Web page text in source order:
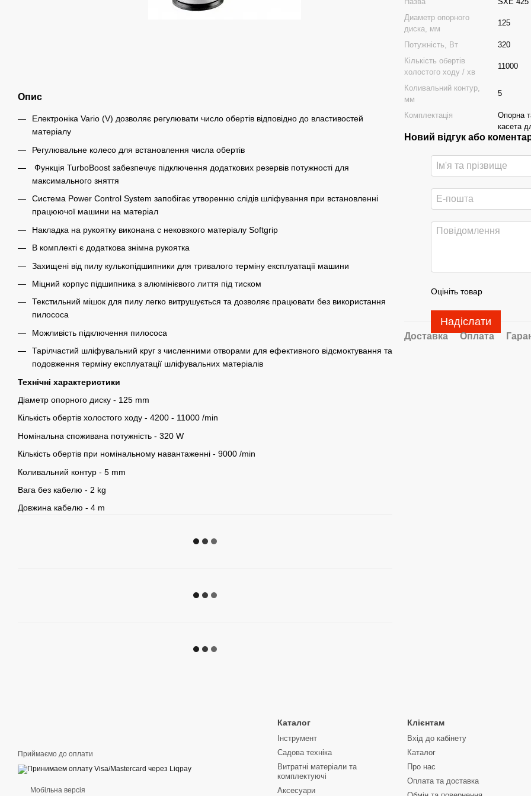
Опис
Електроніка Vario (V) дозволяє регулювати число обертів відповідно до властивостей
матеріалу
Регулювальне колесо для встановлення числа обертів
Функція TurboBoost забезпечує підключення додаткових резервів потужності для
максимального зняття
Система Power Control System запобігає утворенню слідів шліфування при встановленні
працюючої машини на матеріал
Накладка на рукоятку виконана с нековзкого матеріалу Softgrip
В комплекті є додаткова знімна рукоятка
Захищені від пилу кулькопідшипники для тривалого терміну експлуатації машини
Міцний корпус підшипника з алюмінієвого лиття під тиском
Текстильний мішок для пилу легко витрушується та дозволяє працювати без використання
пилососа
Можливість підключення пилососа
Тарілчастий шліфувальний круг з численними отворами для ефективного відсмоктування та
подовження терміну експлуатації шліфувальних матеріалів
Технічні характеристики
Діаметр опорного диску - 125 mm
Кількість обертів холостого ходу - 4200 - 11000 /min
Номінальна споживана потужність - 320 W
Кількість обертів при номінальному навантаженні - 9000 /min
Коливальний контур - 5 mm
Вага без кабелю - 2 kg
Довжина кабелю - 4 m
Диаметр опорного
диска, мм
125
Потужність, Вт
320
Кількість обертів
холостого ходу / хв
11000
Коливальний контур,
мм
5
Комплектація
Опорна
касета
Новий відгук або
Оцініть товар
Надіслати
Доставка Оплата
Приймаємо до оплати
Мобільна версія
Каталог
Інструмент
Садова техніка
Витратні матеріали та
комплектуючі
Аксесуари
Клієнтам
Вхід до кабінету
Каталог
Про нас
Оплата та доставка